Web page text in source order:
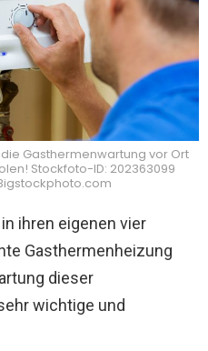
Gasthermenwartung vor Ort
Stockfoto-ID: 202363099
ihren eigenen vier
Gasthermenheizung
dieser
wichtige und